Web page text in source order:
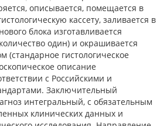
описывается, помещается в
кассету, заливается в
блока изготавливается
один) и окрашивается
(стандарное гистологическое
описание
с Российскими и
Заключительный
интегральный, с обязательным
клинических данных и